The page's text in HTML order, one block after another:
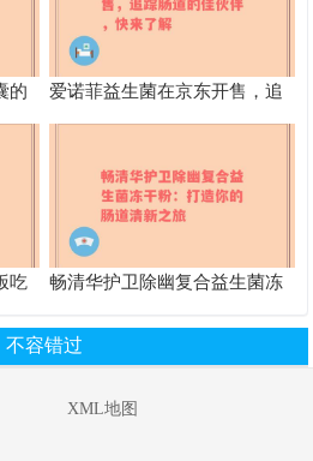
的
更
爱诺菲益生菌在京东开售，追
踪肠道的佳伙伴，快来了解
吃
畅清华护卫除幽复合益生菌冻
不容错过
XML地图